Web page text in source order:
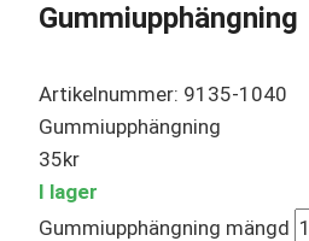
Gummiupphängning
Artikelnummer: 9135-1040
Gummiupphängning
35kr
I lager
Gummiupphängning mängd